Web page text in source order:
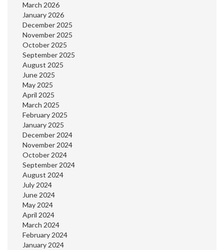
March 2026
January 2026
December 2025
November 2025
October 2025
September 2025
August 2025
June 2025
May 2025
April 2025
March 2025
February 2025
January 2025
December 2024
November 2024
October 2024
September 2024
August 2024
July 2024
June 2024
May 2024
April 2024
March 2024
February 2024
January 2024